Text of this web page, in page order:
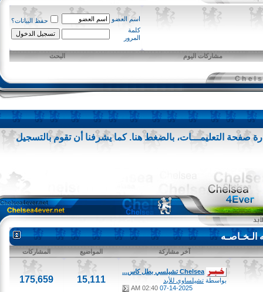
اسم العضو
حفظ البيانات؟
كلمة
المرور
مشاركات اليوم البحث
التعليمـــات،بالضغط هنا. كما يشرفنا أن تقومبالتسجيل
آخر مشاركة المواضيع المشاركات
Chelsea تشيلسي بطل كاس...
بواسطةتشيلساوي للأبد
07-14-2025
02:40 AM
15,111
175,659